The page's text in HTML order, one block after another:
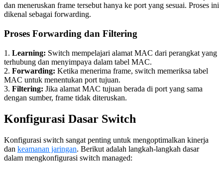
dan meneruskan frame tersebut hanya ke port yang sesuai. Proses ini
dikenal sebagai forwarding.
Proses Forwarding dan Filtering
1. Learning: Switch mempelajari alamat MAC dari perangkat yang
terhubung dan menyimpaya dalam tabel MAC.
2. Forwarding: Ketika menerima frame, switch memeriksa tabel
MAC untuk menentukan port tujuan.
3. Filtering: Jika alamat MAC tujuan berada di port yang sama
dengan sumber, frame tidak diteruskan.
Konfigurasi Dasar Switch
Konfigurasi switch sangat penting untuk mengoptimalkan kinerja
dan keamanan jaringan. Berikut adalah langkah-langkah dasar
dalam mengkonfigurasi switch managed: